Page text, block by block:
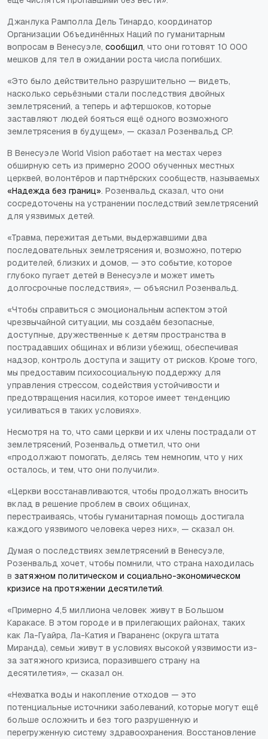
Джанлука Рамполла Дель Тинардо, координатор
Организации Объединённых Наций по гуманитарным
вопросам в Венесуэле, сообщил, что они готовят 10 000
мешков для тел в ожидании роста числа погибших.
«Это было действительно разрушительно — видеть,
насколько серьёзными стали последствия двойных
землетрясений, а теперь и афтершоков, которые
заставляют людей бояться ещё одного возможного
землетрясения в будущем», — сказал Розенвальд CP.
В Венесуэле World Vision работает на местах через
обширную сеть из примерно 2000 обученных местных
церквей, волонтёров и партнёрских сообществ, называемых
«Надежда без границ». Розенвальд сказал, что они
сосредоточены на устранении последствий землетрясений
для уязвимых детей.
«Травма, пережитая детьми, выдержавшими два
последовательных землетрясения и, возможно, потерю
родителей, близких и домов, — это событие, которое
глубоко пугает детей в Венесуэле и может иметь
долгосрочные последствия», — объяснил Розенвальд.
«Чтобы справиться с эмоциональным аспектом этой
чрезвычайной ситуации, мы создаём безопасные,
доступные, дружественные к детям пространства в
пострадавших общинах и вблизи убежищ, обеспечивая
надзор, контроль доступа и защиту от рисков. Кроме того,
мы предоставим психосоциальную поддержку для
управления стрессом, содействия устойчивости и
предотвращения насилия, которое имеет тенденцию
усиливаться в таких условиях».
Несмотря на то, что сами церкви и их члены пострадали от
землетрясений, Розенвальд отметил, что они
«продолжают помогать, делясь тем немногим, что у них
осталось, и тем, что они получили».
«Церкви восстанавливаются, чтобы продолжать вносить
вклад в решение проблем в своих общинах,
перестраиваясь, чтобы гуманитарная помощь достигала
каждого уязвимого человека через них», — сказал он.
Думая о последствиях землетрясений в Венесуэле,
Розенвальд хочет, чтобы помнили, что страна находилась
в затяжном политическом и социально-экономическом
кризисе на протяжении десятилетий.
«Примерно 4,5 миллиона человек живут в Большом
Каракасе. В этом городе и в прилегающих районах, таких
как Ла-Гуайра, Ла-Катия и Гвараненс (округа штата
Миранда), семьи живут в условиях высокой уязвимости из-
за затяжного кризиса, поразившего страну на
десятилетия», — сказал он.
«Нехватка воды и накопление отходов — это
потенциальные источники заболеваний, которые могут ещё
больше осложнить и без того разрушенную и
перегруженную систему здравоохранения. Восстановление